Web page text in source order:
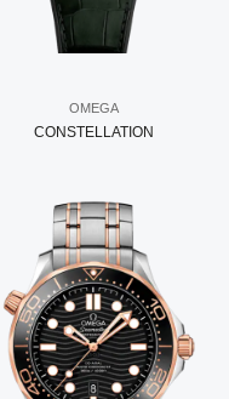
OMEGA
CONSTELLATION